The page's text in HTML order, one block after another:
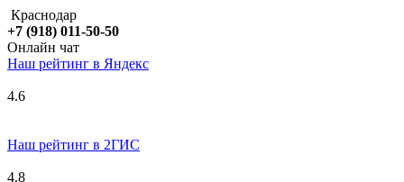
Краснодар
+7 (918) 011-50-50
Онлайн чат
Наш рейтинг в Яндекс
4.6
Наш рейтинг в 2ГИС
4.8